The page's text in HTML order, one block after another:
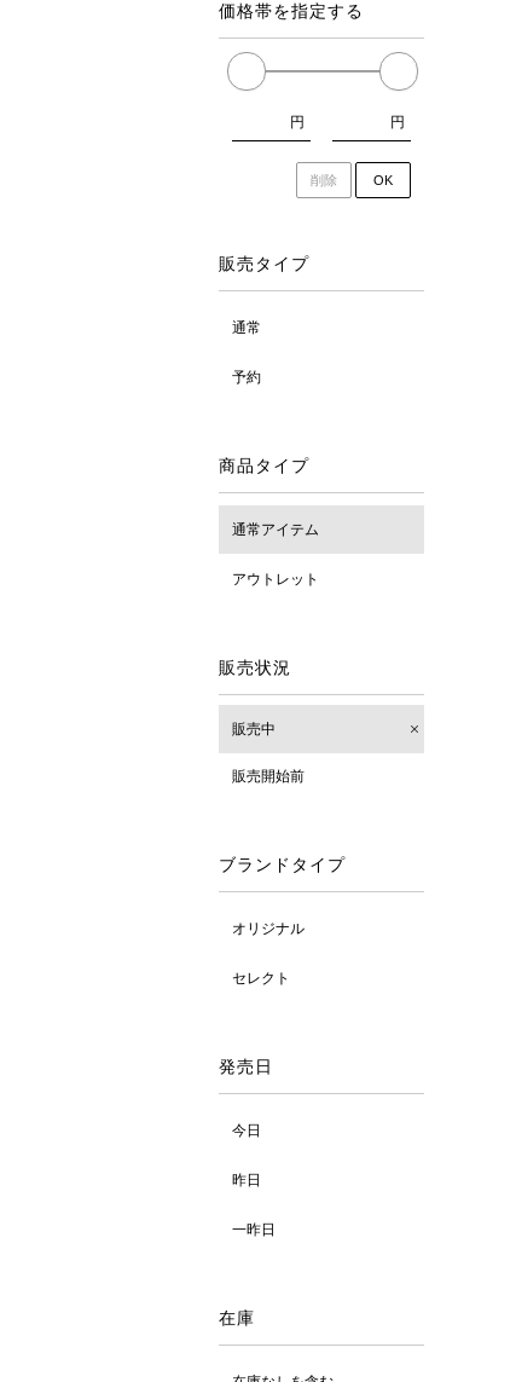
価格帯を指定する
円 円
削除 OK
販売タイプ
通常
予約
商品タイプ
通常アイテム
アウトレット
販売状況
販売中
販売開始前
ブランドタイプ
オリジナル
セレクト
発売日
今日
昨日
一昨日
在庫